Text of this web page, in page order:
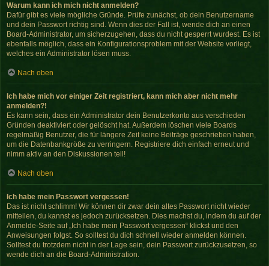
Warum kann ich mich nicht anmelden?
Dafür gibt es viele mögliche Gründe. Prüfe zunächst, ob dein Benutzername
und dein Passwort richtig sind. Wenn dies der Fall ist, wende dich an einen
Board-Administrator, um sicherzugehen, dass du nicht gesperrt wurdest. Es ist
ebenfalls möglich, dass ein Konfigurationsproblem mit der Website vorliegt,
welches ein Administrator lösen muss.
Nach oben
Ich habe mich vor einiger Zeit registriert, kann mich aber nicht mehr
anmelden?!
Es kann sein, dass ein Administrator dein Benutzerkonto aus verschieden
Gründen deaktiviert oder gelöscht hat. Außerdem löschen viele Boards
regelmäßig Benutzer, die für längere Zeit keine Beiträge geschrieben haben,
um die Datenbankgröße zu verringern. Registriere dich einfach erneut und
nimm aktiv an den Diskussionen teil!
Nach oben
Ich habe mein Passwort vergessen!
Das ist nicht schlimm! Wir können dir zwar dein altes Passwort nicht wieder
mitteilen, du kannst es jedoch zurücksetzen. Dies machst du, indem du auf der
Anmelde-Seite auf „Ich habe mein Passwort vergessen“ klickst und den
Anweisungen folgst. So solltest du dich schnell wieder anmelden können.
Solltest du trotzdem nicht in der Lage sein, dein Passwort zurückzusetzen, so
wende dich an die Board-Administration.